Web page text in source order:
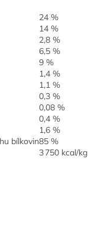
24 %
14 %
2,8 %
6,5 %
9 %
1,4 %
1,1 %
0,3 %
0,08 %
0,4 %
1,6 %
bílkovin85 %
3 750 kcal/kg